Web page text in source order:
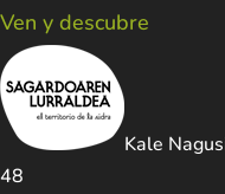
Ven y descubre
Kale
48